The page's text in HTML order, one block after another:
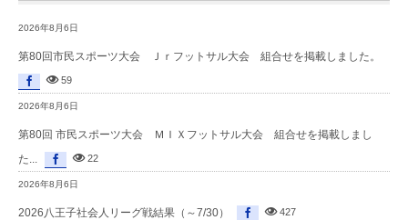
2026年8月6日
第80回市民スポーツ大会 Ｊｒフットサル大会 組合せを掲載しました。
59
2026年8月6日
第80回 市民スポーツ大会 ＭＩＸフットサル大会 組合せを掲載しまし
た...
22
2026年8月6日
2026八王子社会人リーグ戦結果（～7/30） 427